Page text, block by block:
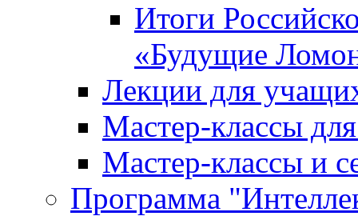
Итоги
«Будущие
Лекции для
Мастер-классы
Мастер-классы и
Программа